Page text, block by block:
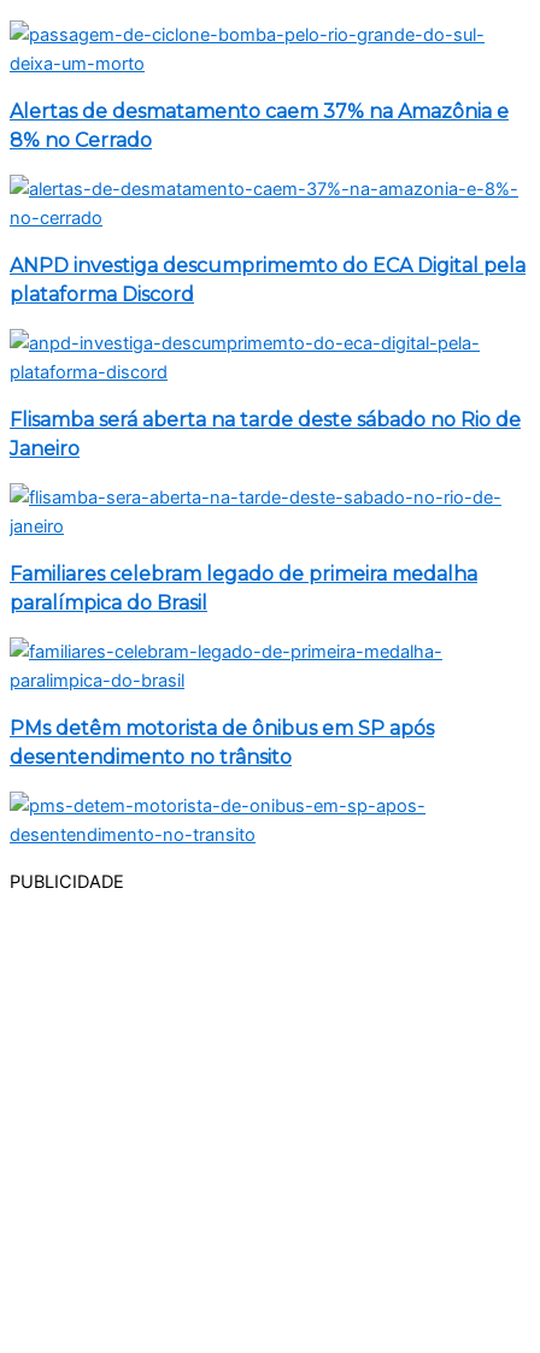
Alertas de desmatamento caem 37% na Amazônia e
8% no Cerrado
ANPD investiga descumprimemto do ECA Digital pela
plataforma Discord
Flisamba será aberta na tarde deste sábado no Rio de
Janeiro
Familiares celebram legado de primeira medalha
paralímpica do Brasil
PMs detêm motorista de ônibus em SP após
desentendimento no trânsito
PUBLICIDADE